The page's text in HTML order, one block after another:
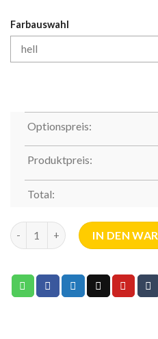
Farbauswahl
Optionspreis:
Produktpreis:
Total:
Thohr Hornkamm Lockenkamm
IN DEN